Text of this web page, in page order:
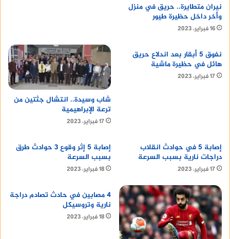
نيران متطايرة.. حريق في منزل
وأخر داخل حظيرة طيور
16 فبراير، 2023
نفوق 5 أبقار بعد اندلاع حريق
هائل في حظيرة ماشية
17 فبراير، 2023
شاب وسيدة.. انتشال جثتين من
ترعة الإبراهيمية
17 فبراير، 2023
إصابة 5 في حوادث انقلاب
دراجات نارية بسبب السرعة
17 فبراير، 2023
إصابة 5 إثر وقوع 3 حوادث طرق
بسبب السرعة
18 فبراير، 2023
4 مصابين في حادث تصادم دراجة
نارية وتروسيكل
18 فبراير، 2023